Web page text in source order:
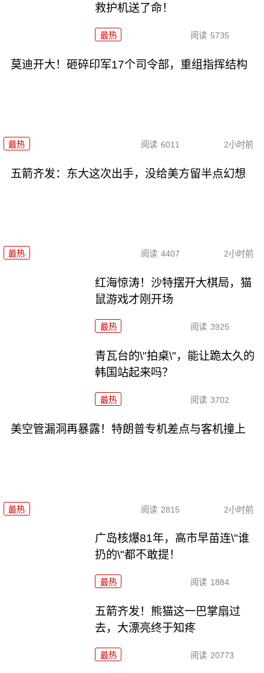
救护机送了命！
最热 阅读 5735
莫迪开大！砸碎印军17个司令部，重组指挥结构
最热 阅读 6011 2小时前
五箭齐发：东大这次出手，没给美方留半点幻想
最热 阅读 4407 2小时前
红海惊涛！沙特摆开大棋局，猫
鼠游戏才刚开场
最热 阅读 3925
青瓦台的\"拍桌\"，能让跪太久的
韩国站起来吗？
最热 阅读 3702
美空管漏洞再暴露！特朗普专机差点与客机撞上
最热 阅读 2815 2小时前
广岛核爆81年，高市早苗连\"谁
扔的\"都不敢提！
最热 阅读 1884
五箭齐发！熊猫这一巴掌扇过
去，大漂亮终于知疼
最热 阅读 20773